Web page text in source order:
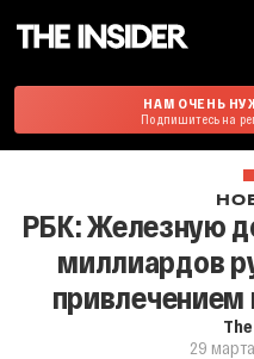
НАМ ОЧЕНЬ
Подпишитесь на
РБК: Железную
миллиардов
29